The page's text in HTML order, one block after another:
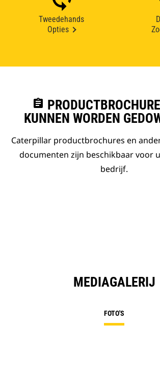
Tweedehands
Opties
assignment
KUNNEN WORDEN
Caterpillar productbrochures en
documenten zijn beschikbaar voor
bedrijf.
MEDIAGALERIJ
FOTO'S